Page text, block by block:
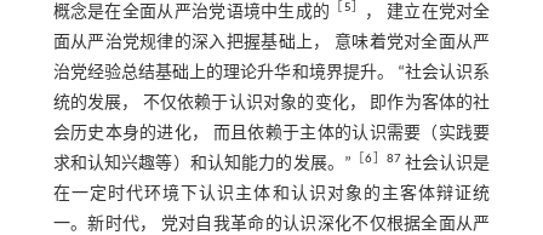
概念是在全面从严治党语境中生成的 5
， 建立在党对全
面从严治党规律的深入把握基础上， 意味着党对全面从严
治党经验总结基础上的理论升华和境界提升。 “社会认识系
统的发展， 不仅依赖于认识对象的变化， 即作为客体的社
会历史本身的进化， 而且依赖于主体的认识需要（实践要
求和认知兴趣等）和认知能力的发展。” ［6 ］87 社会认识是
在一定时代环境下认识主体和认识对象的主客体辩证统
一。新时代， 党对自我革命的认识深化不仅根据全面从严